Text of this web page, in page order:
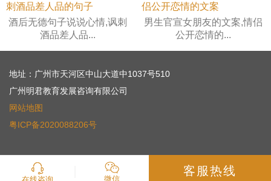
酒后无德句子说说心情,讽刺
酒品差人品...
男生官宣女朋友的文案,情侣
公开恋情的...
地址：广州市天河区中山大道中1037号510
广州明君教育发展咨询有限公司
网站地图
粤ICP备2020088206号
在线咨询 微信
客服热线